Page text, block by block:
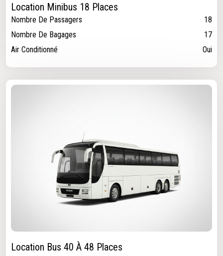
Location Minibus 18 Places
Nombre De Passagers
18
Nombre De Bagages
17
Air Conditionné
Oui
Location Bus 40 À 48 Places